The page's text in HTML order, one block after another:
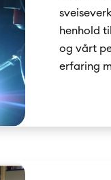
henhold
og vårt
erfaring